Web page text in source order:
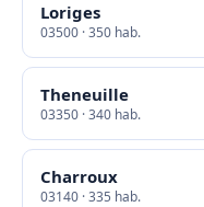
Loriges
03500 · 350 hab.
Theneuille
03350 · 340 hab.
Charroux
03140 · 335 hab.